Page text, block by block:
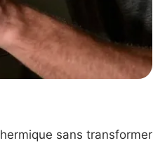
sans transformer